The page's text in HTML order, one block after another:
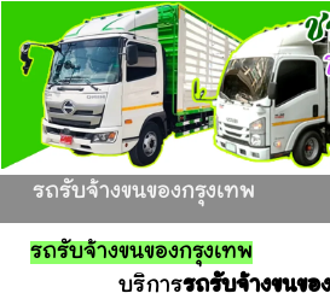
รถรับจ้างขนของกรุงเทพ
รถรับจ้างขนของกรุงเทพ
บริการรถรับจ้างขนขอ